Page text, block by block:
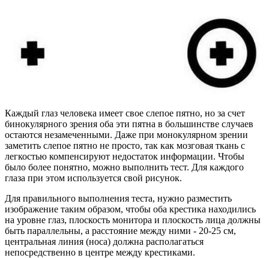
Каждый глаз человека имеет свое слепое пятно, но за счет
бинокулярного зрения оба эти пятна в большинстве случаев
остаются незамеченными. Даже при монокулярном зрении
заметить слепое пятно не просто, так как мозговая ткань с
легкостью компенсируют недостаток информации. Чтобы
было более понятно, можно выполнить тест. Для каждого
глаза при этом используется свой рисунок.
Для правильного выполнения теста, нужно разместить
изображение таким образом, чтобы оба крестика находились
на уровне глаз, плоскость монитора и плоскость лица должны
быть параллельны, а расстояние между ними - 20-25 см,
центральная линия (носа) должна располагаться
непосредственно в центре между крестиками.